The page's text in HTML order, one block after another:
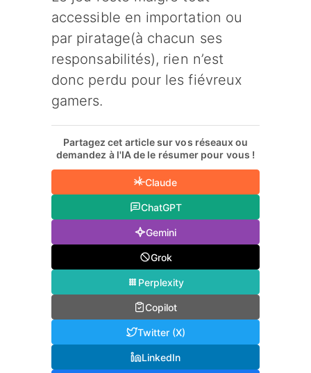
accessible en importation ou
par piratage(à chacun ses
responsabilités), rien n’est
donc perdu pour les fiévreux
gamers.
Partagez cet article sur vos réseaux ou
demandez à l'IA de le résumer pour vous !
Claude
ChatGPT
Gemini
Grok
Perplexity
Copilot
Twitter (X)
LinkedIn